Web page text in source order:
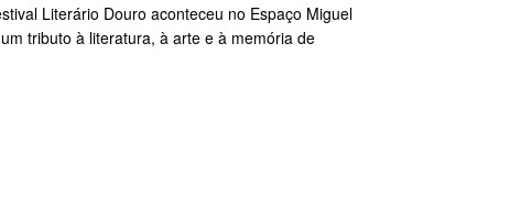
Literário Douro aconteceu no Espaço Miguel
tributo à literatura, à arte e à memória de